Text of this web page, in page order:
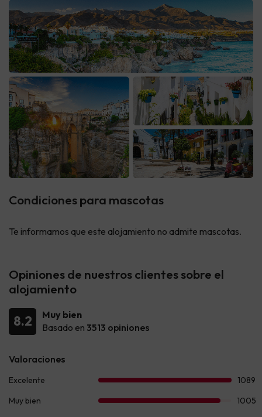
Condiciones para mascotas
Te informamos que este alojamiento no admite mascotas.
Opiniones de nuestros clientes sobre el
alojamiento
8.2
Muy bien
Basado en 3513 opiniones